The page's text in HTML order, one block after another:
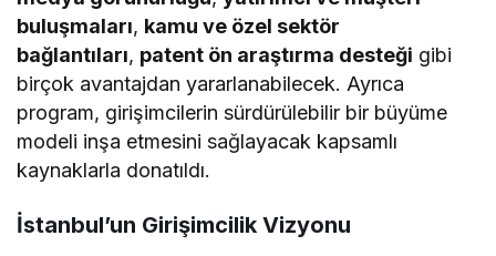
buluşmaları, kamu ve özel sektör
bağlantıları, patent ön araştırma desteği gibi
birçok avantajdan yararlanabilecek. Ayrıca
program, girişimcilerin sürdürülebilir bir büyüme
modeli inşa etmesini sağlayacak kapsamlı
kaynaklarla donatıldı.
İstanbul’un Girişimcilik Vizyonu